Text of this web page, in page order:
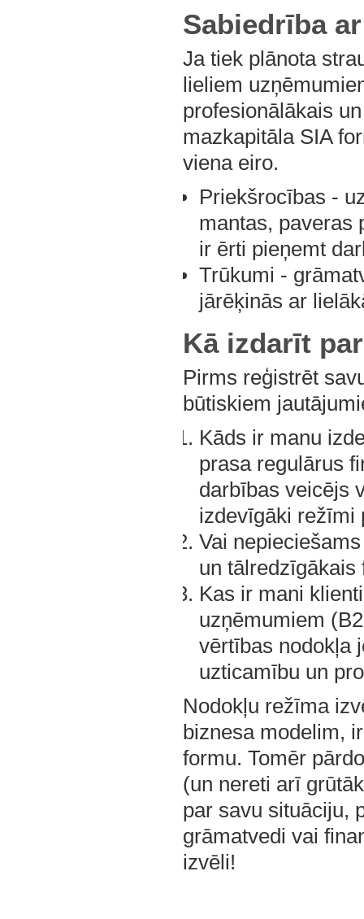
Sabiedrība
Ja tiek plānota
lieliem
profesionālākais
mazkapitāla SIA
viena eiro.
Priekšrocības -
mantas, paveras
ir ērti pieņemt
Trūkumi -
jārēķinās ar
Kā izdarīt
Pirms reģistrēt
būtiskiem
Kāds ir manu
prasa regulārus
darbības veicējs
izdevīgāki režīmi
Vai
un tālredzīgākais
Kas ir mani
uzņēmumiem
vērtības nodokļa
uzticamību un
Nodokļu režīma
biznesa modelim,
formu. Tomēr
(un nereti arī
par savu situāciju,
grāmatvedi vai
izvēli!